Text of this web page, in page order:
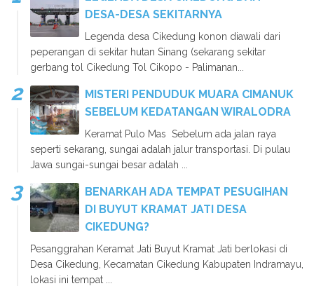
DESA-DESA SEKITARNYA
Legenda desa Cikedung konon diawali dari
peperangan di sekitar hutan Sinang (sekarang sekitar
gerbang tol Cikedung Tol Cikopo - Palimanan...
MISTERI PENDUDUK MUARA CIMANUK
SEBELUM KEDATANGAN WIRALODRA
Keramat Pulo Mas Sebelum ada jalan raya
seperti sekarang, sungai adalah jalur transportasi. Di pulau
Jawa sungai-sungai besar adalah ...
BENARKAH ADA TEMPAT PESUGIHAN
DI BUYUT KRAMAT JATI DESA
CIKEDUNG?
Pesanggrahan Keramat Jati Buyut Kramat Jati berlokasi di
Desa Cikedung, Kecamatan Cikedung Kabupaten Indramayu,
lokasi ini tempat ...